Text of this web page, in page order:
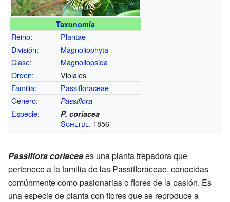
Taxonomía
Reino:
Plantae
División:
Magnoliophyta
Clase:
Magnoliopsida
Orden:
Violales
Familia:
Passifloraceae
Género: Passiflora
Especie: P. coriacea
Schltdl. 1856
Passiflora coriaceaes una planta trepadora que
pertenece a la familia de las Passifloraceae, conocidas
comúnmente como pasionarias o flores de la pasión. Es
una especie de planta con flores que se reproduce a